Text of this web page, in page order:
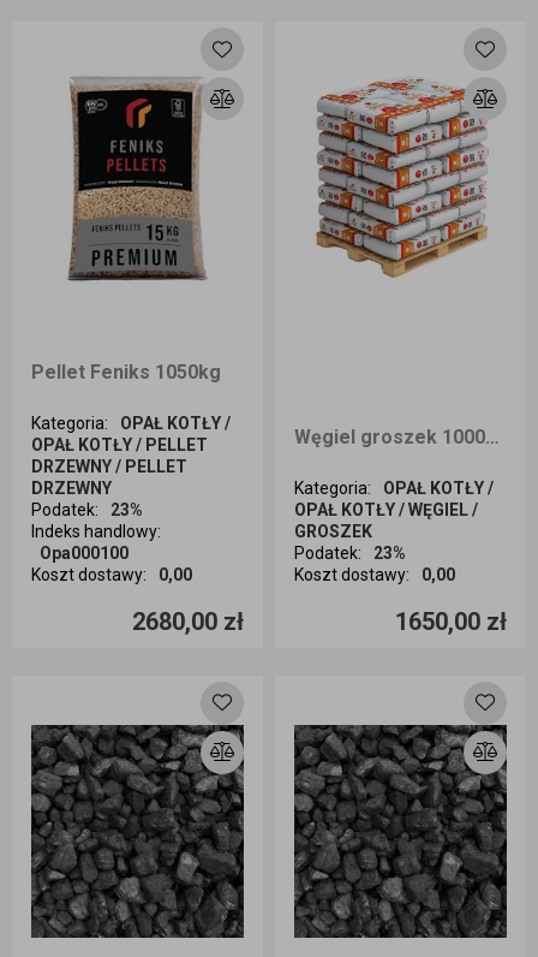
Pellet Feniks 1050kg
Kategoria:
OPAŁ KOTŁY /
OPAŁ KOTŁY / PELLET
DRZEWNY / PELLET
DRZEWNY
Podatek:
23%
Indeks handlowy:
Opa000100
Koszt dostawy: 0,00
2680,00 zł
Ilość sztuk
Węgiel groszek 1000kg SZTYGAR ULTRA dostawa Opole i okolice
Kategoria:
OPAŁ KOTŁY /
OPAŁ KOTŁY / WĘGIEL /
GROSZEK
Podatek:
23%
Koszt dostawy: 0,00
1650,00 zł
Ilość sztuk